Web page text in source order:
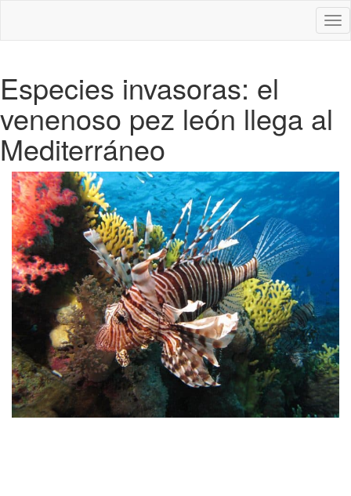
Especies invasoras: el
venenoso pez león llega al
Mediterráneo